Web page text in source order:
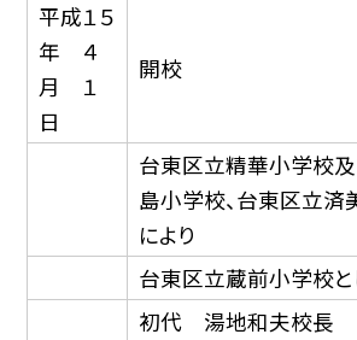
平成１５
年 ４
月 １
日
開校
台東区立精華小学校
島小学校、台東区立
により
台東区立蔵前小学校
初代 湯地和夫校長